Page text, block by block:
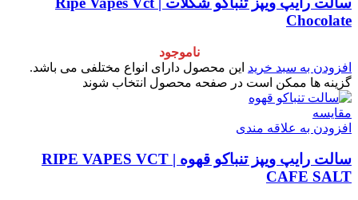
Chocolate
ناموجود
افزودن به سبد خرید این محصول دارای انواع مختلفی می باشد.
گزینه ها ممکن است در صفحه محصول انتخاب شوند
مقایسه
افزودن به علاقه مندی
سالت رایپ ویپز تنباکو قهوه | RIPE VAPES VCT
CAFE SALT